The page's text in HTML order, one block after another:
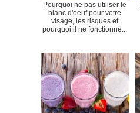
Pourquoi ne pas utiliser le
blanc d'oeuf pour votre
visage, les risques et
pourquoi il ne fonctionne...